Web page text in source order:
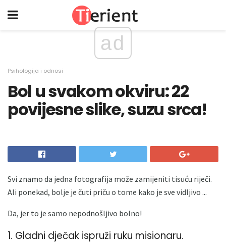
ad
Psihologija i odnosi
Bol u svakom okviru: 22
povijesne slike, suzu srca!
Svi znamo da jedna fotografija može zamijeniti tisuću riječi.
Ali ponekad, bolje je čuti priču o tome kako je sve vidljivo ...
Da, jer to je samo nepodnošljivo bolno!
1. Gladni dječak ispruži ruku misionaru.